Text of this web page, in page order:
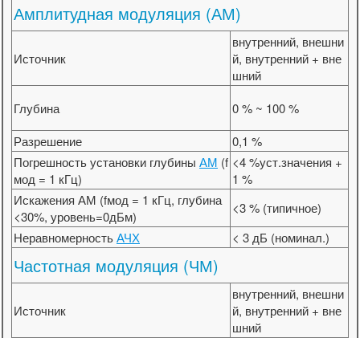
Амплитудная модуляция (АМ)
Источник
внутренний, внешни
й, внутренний + вне
шний
Глубина
0 % ~ 100 %
Разрешение
0,1 %
Погрешность установки глубины АМ (f
мод = 1 кГц)
<4 %уст.значения +
1 %
Искажения АМ (fмод = 1 кГц, глубина
<30%, уровень=0дБм)
<3 % (типичное)
НеравномерностьАЧХ < 3 дБ (номинал.)
Частотная модуляция (ЧМ)
Источник
внутренний, внешни
й, внутренний + вне
шний